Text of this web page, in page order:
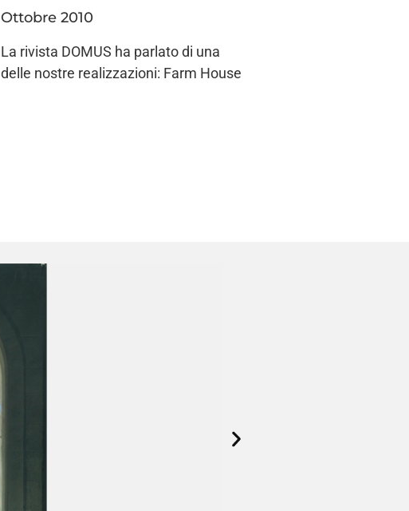
Ottobre 2010
La rivista DOMUS ha parlato di una
delle nostre realizzazioni: Farm House